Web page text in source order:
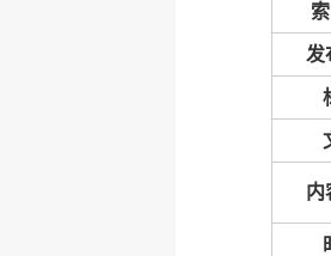
发
内